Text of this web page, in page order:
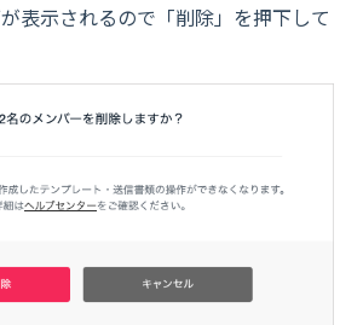
表示されるので「削除」を押下して